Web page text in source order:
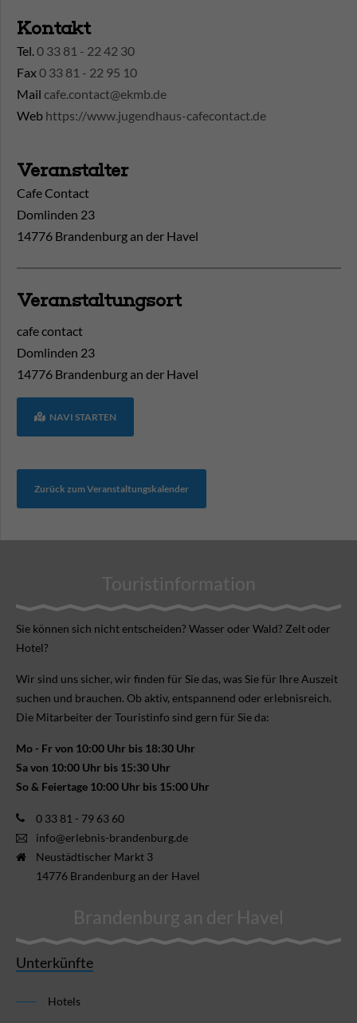
Kontakt
Tel.0 33 81 - 22 42 30
Fax0 33 81 - 22 95 10
Mail cafe.contact@ekmb.de
Web https://www.jugendhaus-cafecontact.de
Veranstalter
Cafe Contact
Domlinden 23
14776 Brandenburg an der Havel
Veranstaltungsort
cafe contact
Domlinden 23
14776 Brandenburg an der Havel
NAVI STARTEN
Zurück zum Veranstaltungskalender
Touristinformation
Sie können sich nicht ent­scheiden? Wasser oder Wald? Zelt oder
Hotel?
Wir sind uns sicher, wir finden für Sie das, was Sie für Ihre Aus­zeit
suchen und brauchen. Ob aktiv, ent­spannend oder erlebnis­reich.
Die Mitarbeiter der Touristinfo sind gern für Sie da:
Mo - Fr von 10:00 Uhr bis 18:30 Uhr
Sa von 10:00 Uhr bis 15:30 Uhr
So & Feiertage 10:00 Uhr bis 15:00 Uhr
0 33 81 - 79 63 60
info@erlebnis-brandenburg.de
Neustädtischer Markt 3
14776 Brandenburg an der Havel
Brandenburg an der Havel
Unterkünfte
Hotels